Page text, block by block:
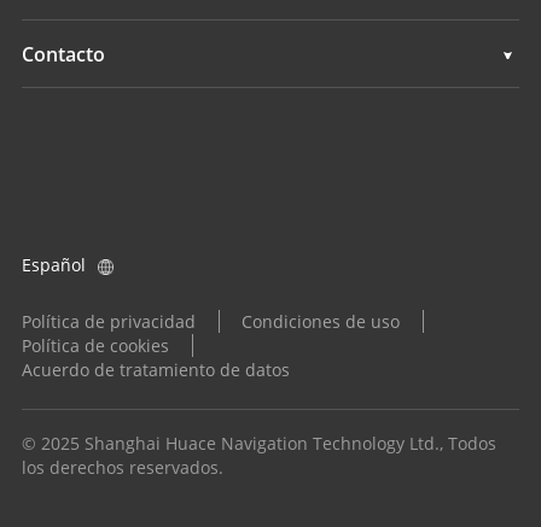
Navegación
Descripción general
Inversores
Contacto
Política de privacidad
Condiciones de uso
Política de cookies
Acuerdo de tratamiento de datos
Español
© 2025 Shanghai Huace Navigation Technology Ltd., Todos
los derechos reservados.